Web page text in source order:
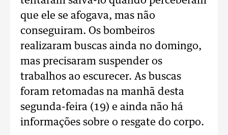
que ele se afogava, mas não
conseguiram. Os bombeiros
realizaram buscas ainda no domingo,
mas precisaram suspender os
trabalhos ao escurecer. As buscas
foram retomadas na manhã desta
segunda-feira (19) e ainda não há
informações sobre o resgate do corpo.